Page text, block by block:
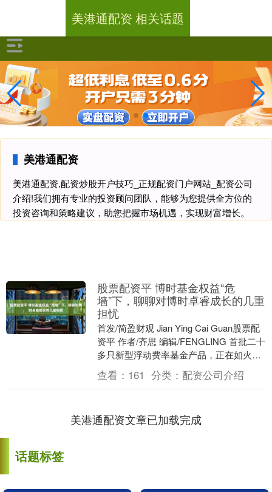
美港通配资
美港通配资,配资炒股开户技巧_正规配资门户网站_配资公司
介绍!我们拥有专业的投资顾问团队，能够为您提供全方位的
投资咨询和策略建议，助您把握市场机遇，实现财富增长。
美港通配资 相关话题
股票配资平 博时基金权益“危
墙”下，聊聊对博时卓睿成长的几重
担忧
首发/简盈财观 Jian Ying Cai Guan股票配
资平 作者/齐思 编辑/FENGLING 首批二十
多只新型浮动费率基金产品，正在如火如
荼的发行。 作为....
查看： 161 分类： 配资公司介绍
美港通配资文章已加载完成
话题标签